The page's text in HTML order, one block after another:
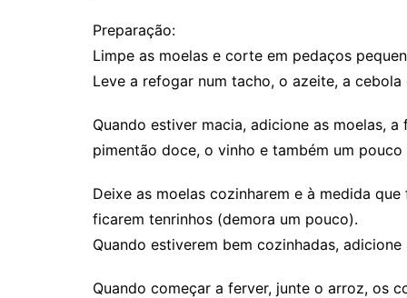
Preparação:
Limpe as moelas e corte em pedaços
Leve a refogar num tacho, o azeite, a
Quando estiver macia, adicione as moelas,
pimentão doce, o vinho e também um pouco
Deixe as moelas cozinharem e à medida
ficarem tenrinhos (demora um pouco).
Quando estiverem bem cozinhadas,
Quando começar a ferver, junte o arroz, os